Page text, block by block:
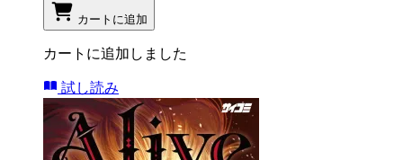
カートに追加
カートに追加しました
試し読み